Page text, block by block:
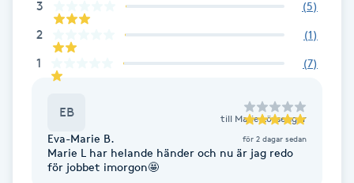
HIFU
Hollywood Peel
Hot yoga
3 (5)
2 (1)
1 (7)
EB till Marie Lövsenger
Eva-Marie B. för 2 dagar sedan
Marie L har helande händer och nu är jag redo
för jobbet imorgon🤩